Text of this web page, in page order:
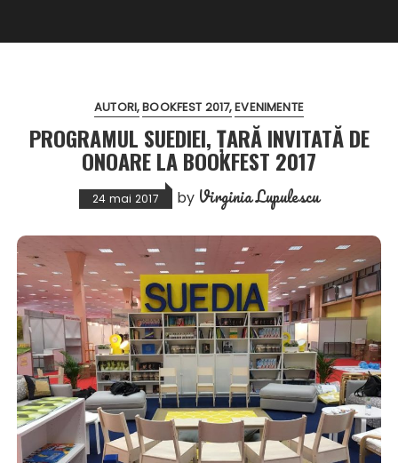
AUTORI BOOKFEST 2017 EVENIMENTE
PROGRAMUL SUEDIEI, ȚARĂ INVITATĂ DE
ONOARE LA BOOKFEST 2017
24 mai 2017 by Virginia Lupulescu